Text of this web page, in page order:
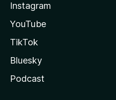
Instagram
YouTube
TikTok
Bluesky
Podcast